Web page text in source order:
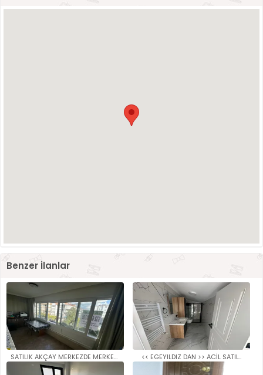
Benzer İlanlar
SATILIK AKÇAY MERKEZDE MERKEZİ.. << EGEYILDIZ DAN >> ACİL SATIL..